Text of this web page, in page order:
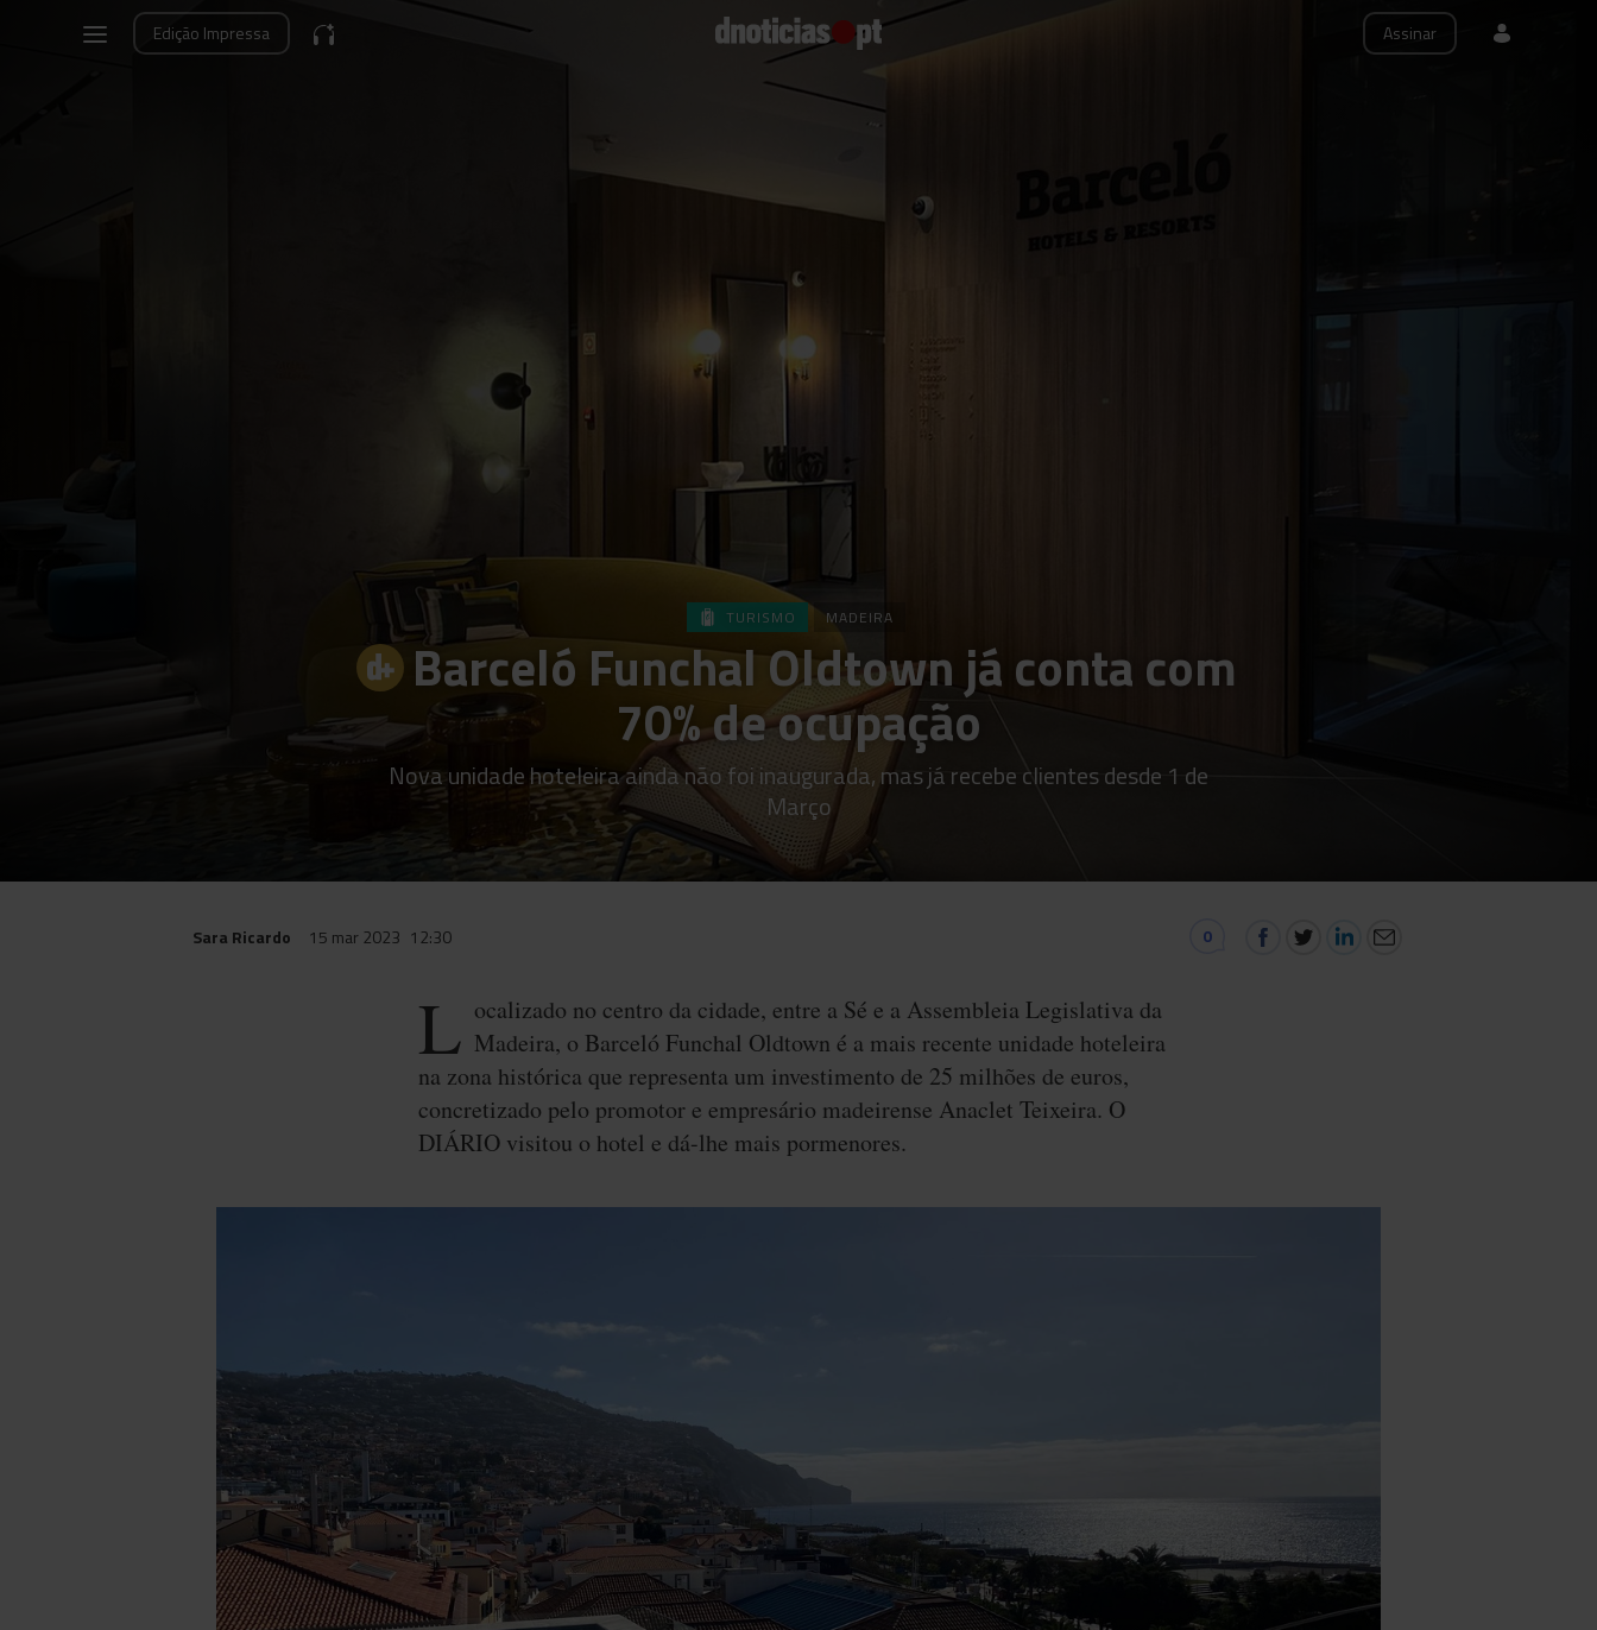
Assinar
Edição Impressa
TURISMO MADEIRA
Barceló Funchal Oldtown já conta com
70% de ocupação
Nova unidade hoteleira ainda não foi inaugurada, mas já recebe clientes desde 1 de
Março
Sara Ricardo 15 mar 2023 12:30 0
L ocalizado no centro da cidade, entre a Sé e a Assembleia Legislativa da
Madeira, o Barceló Funchal Oldtown é a mais recente unidade hoteleira
na zona histórica que representa um investimento de 25 milhões de euros,
concretizado pelo promotor e empresário madeirense Anaclet Teixeira. O
DIÁRIO visitou o hotel e dá-lhe mais pormenores.